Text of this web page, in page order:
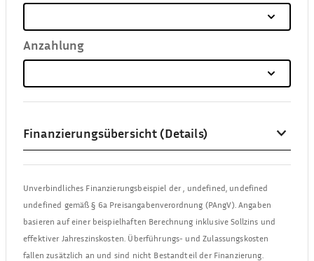
Anzahlung
Finanzierungsübersicht (Details)
Unverbindliches Finanzierungsbeispiel der, undefined, undefined
undefined gemäß § 6a Preisangabenverordnung (PAngV). Angaben
basieren auf einer beispielhaften Berechnung inklusive Sollzins und
effektiver Jahreszinskosten. Überführungs- und Zulassungskosten
fallen zusätzlich an und sind nicht Bestandteil der Finanzierung.